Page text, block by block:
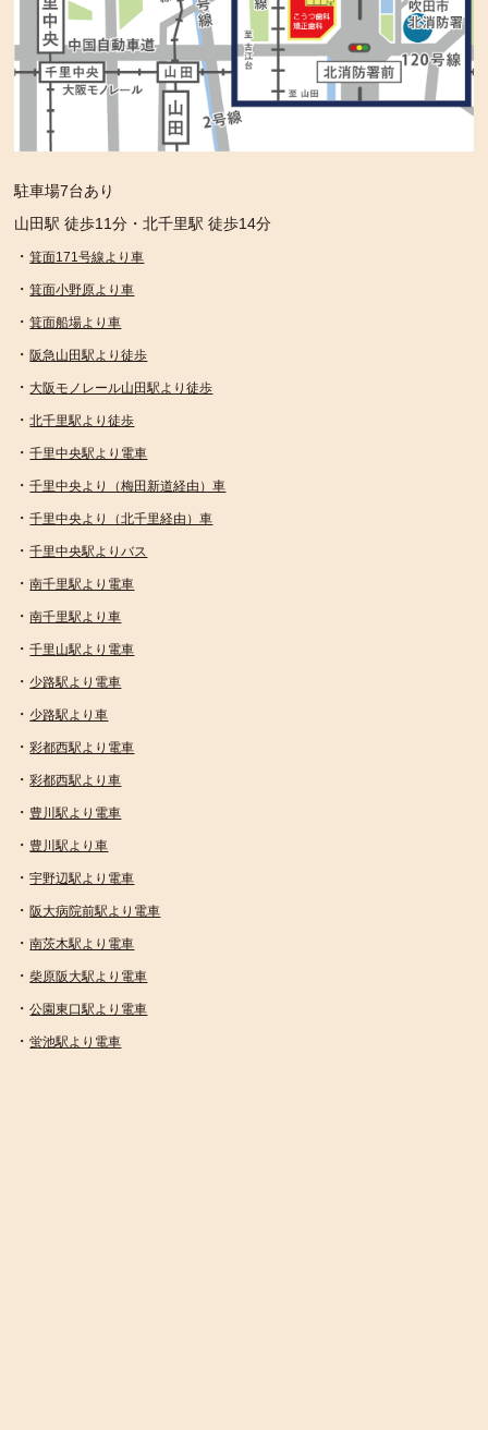
駐車場7台あり
山田駅 徒歩11分・北千里駅 徒歩14分
・箕面171号線より車
・箕面小野原より車
・箕面船場より車
・阪急山田駅より徒歩
・ 大阪モノレール山田駅より徒歩
・北千里駅より徒歩
・千里中央駅より電車
・千里中央より（梅田新道経由）車
・千里中央より（北千里経由）車
・千里中央駅よりバス
・南千里駅より電車
・南千里駅より車
・千里山駅より電車
・ 少路駅より電車
・ 少路駅より車
・彩都西駅より電車
・彩都西駅より車
・ 豊川駅より電車
・ 豊川駅より車
・宇野辺駅より電車
・阪大病院前駅より電車
・南茨木駅より電車
・柴原阪大駅より電車
・公園東口駅より電車
・蛍池駅より電車